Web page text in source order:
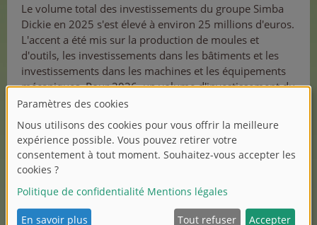
Le volume total des investissements du groupe Simba
Dickie en 2025 s'est élevé à environ 25 millions d'euros.
L'accent a été mis sur la production de moules et
d'outils, les investissements dans les bâtiments et les
investissements dans les machines et les équipements
mécaniques. Pour 2026, un volume d'investissement du
même ordre est prévu, hors acquisitions, dont environ
Perspectives pour 2026